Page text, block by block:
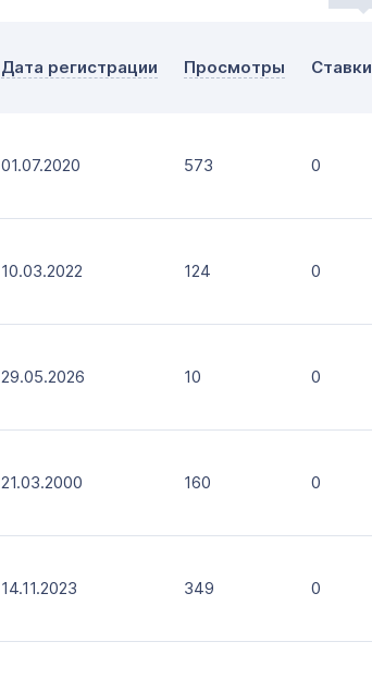
Дата регистрации Просмотры Ставки
01.07.2020 573 0
10.03.2022 124 0
29.05.2026 10 0
21.03.2000 160 0
14.11.2023 349 0